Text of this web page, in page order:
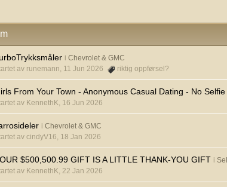
i Chevrolet & GMC
av runemann, 11 Jun 2026
riktig oppførsel?
From Your Town - Anonymous Casual Dating - No Selfie
av KennethK, 16 Jun 2026
i Chevrolet & GMC
av cindyV16, 18 Jan 2026
$500,500.99 GIFT IS A LITTLE THANK-YOU GIFT i
av KennethK, 22 Jan 2026